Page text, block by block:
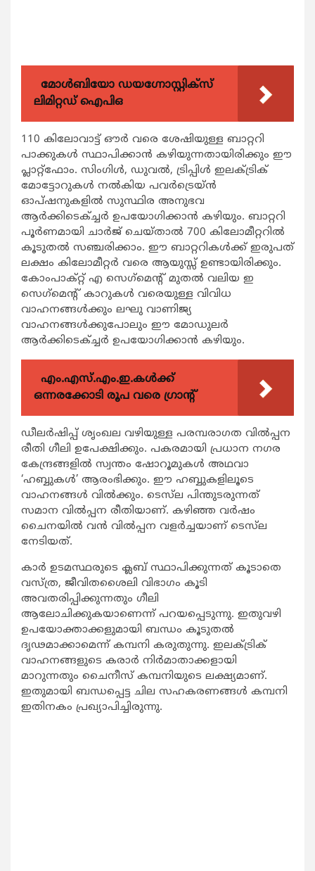
മോൾബിയോ ഡയഗ്നോസ്റ്റിക്സ്
ലിമിറ്റഡ് ഐപിഒ
110 കിലോവാട്ട് ഔര്‍ വരെ ശേഷിയുള്ള ബാറ്ററി
പാക്കുകള്‍ സ്ഥാപിക്കാന്‍ കഴിയുന്നതായിരിക്കും ഈ
പ്ലാറ്റ്‌ഫോം. സിംഗിള്‍, ഡുവല്‍, ട്രിപ്പിള്‍ ഇലക്ട്രിക്
മോട്ടോറുകള്‍ നല്‍കിയ പവര്‍ട്രെയ്ന്‍
ഓപ്ഷനുകളില്‍ സുസ്ഥിര അനുഭവ
ആര്‍ക്കിടെക്ച്ചര്‍ ഉപയോഗിക്കാന്‍ കഴിയും. ബാറ്ററി
പൂര്‍ണമായി ചാര്‍ജ് ചെയ്താല്‍ 700 കിലോമീറ്ററില്‍
കൂടുതല്‍ സഞ്ചരിക്കാം. ഈ ബാറ്ററികള്‍ക്ക് ഇരുപത്
ലക്ഷം കിലോമീറ്റര്‍ വരെ ആയുസ്സ് ഉണ്ടായിരിക്കും.
കോംപാക്റ്റ് എ സെഗ്‌മെന്റ് മുതല്‍ വലിയ ഇ
സെഗ്‌മെന്റ് കാറുകള്‍ വരെയുള്ള വിവിധ
വാഹനങ്ങള്‍ക്കും ലഘു വാണിജ്യ
വാഹനങ്ങള്‍ക്കുപോലും ഈ മോഡുലര്‍
ആര്‍ക്കിടെക്ച്ചര്‍ ഉപയോഗിക്കാന്‍ കഴിയും.
എം.എസ്.എം.ഇ.കൾക്ക്
ഒന്നരക്കോടി രൂപ വരെ ഗ്രാന്റ്
ഡീലര്‍ഷിപ്പ് ശൃംഖല വഴിയുള്ള പരമ്പരാഗത വില്‍പ്പന
രീതി ഗീലി ഉപേക്ഷിക്കും. പകരമായി പ്രധാന നഗര
കേന്ദ്രങ്ങളില്‍ സ്വന്തം ഷോറൂമുകള്‍ അഥവാ
‘ഹബ്ബുകള്‍’ ആരംഭിക്കും. ഈ ഹബ്ബുകളിലൂടെ
വാഹനങ്ങള്‍ വില്‍ക്കും. ടെസ്‌ല പിന്തുടരുന്നത്
സമാന വില്‍പ്പന രീതിയാണ്. കഴിഞ്ഞ വര്‍ഷം
ചൈനയില്‍ വന്‍ വില്‍പ്പന വളര്‍ച്ചയാണ് ടെസ്‌ല
നേടിയത്.
കാര്‍ ഉടമസ്ഥരുടെ ക്ലബ് സ്ഥാപിക്കുന്നത് കൂടാതെ
വസ്ത്ര, ജീവിതശൈലി വിഭാഗം കൂടി
അവതരിപ്പിക്കുന്നതും ഗീലി
ആലോചിക്കുകയാണെന്ന് പറയപ്പെടുന്നു. ഇതുവഴി
ഉപയോക്താക്കളുമായി ബന്ധം കൂടുതല്‍
ദൃഢമാക്കാമെന്ന് കമ്പനി കരുതുന്നു. ഇലക്ട്രിക്
വാഹനങ്ങളുടെ കരാര്‍ നിര്‍മാതാക്കളായി
മാറുന്നതും ചൈനീസ് കമ്പനിയുടെ ലക്ഷ്യമാണ്.
ഇതുമായി ബന്ധപ്പെട്ട ചില സഹകരണങ്ങള്‍ കമ്പനി
ഇതിനകം പ്രഖ്യാപിച്ചിരുന്നു.